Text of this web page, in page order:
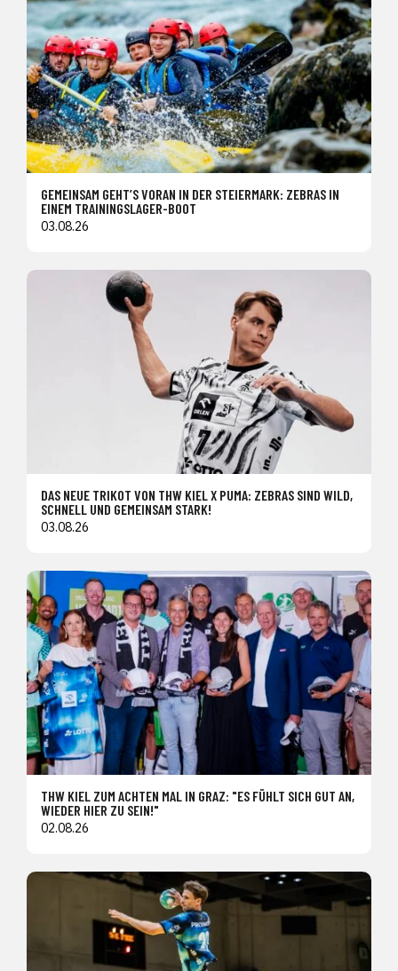
GEMEINSAM GEHT’S VORAN IN DER STEIERMARK: ZEBRAS IN
EINEM TRAININGSLAGER-BOOT
03.08.26
DAS NEUE TRIKOT VON THW KIEL X PUMA: ZEBRAS SIND WILD,
SCHNELL UND GEMEINSAM STARK!
03.08.26
THW KIEL ZUM ACHTEN MAL IN GRAZ: "ES FÜHLT SICH GUT AN,
WIEDER HIER ZU SEIN!"
02.08.26